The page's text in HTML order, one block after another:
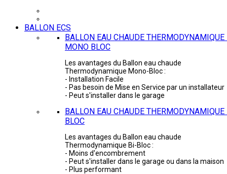
BALLON ECS
BALLON EAU CHAUDE THERMODYNAMIQUE
MONO BLOC
Les avantages du Ballon eau chaude
Thermodynamique Mono-Bloc :
- Installation Facile
- Pas besoin de Mise en Service par un installateur
- Peut s'installer dans le garage
BALLON EAU CHAUDE
BLOC
Les avantages du Ballon eau chaude
Thermodynamique Bi-Bloc :
- Moins d'encombrement
- Peut s'installer dans le garage ou dans la maison
- Plus performant